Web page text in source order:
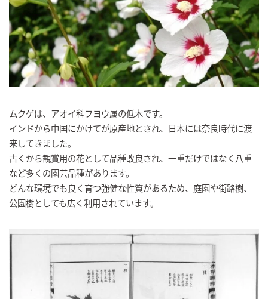
ムクゲは、アオイ科フヨウ属の低木です。
インドから中国にかけてが原産地とされ、日本には奈良時代に渡
来してきました。
古くから観賞用の花として品種改良され、一重だけではなく八重
など多くの園芸品種があります。
どんな環境でも良く育つ強健な性質があるため、庭園や街路樹、
公園樹としても広く利用されています。